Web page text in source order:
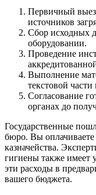
Первичный
источников
Сбор исходных
оборудовании.
Проведение
Выполнение
текстовой части
Согласование
органах до
Государственные
бюро. Вы оплачиваете
казначейства.
гигиены также
эти расходы в
вашего бюджета.